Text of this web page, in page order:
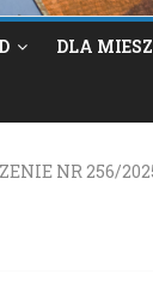
DLA
NR 256/